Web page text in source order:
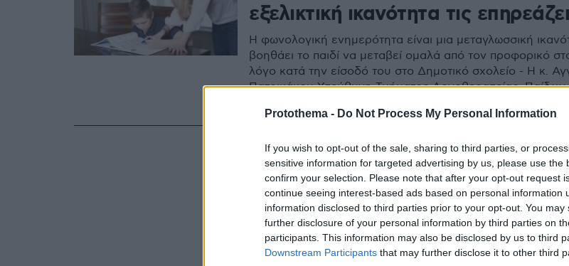
Protothema - Do Not Process My Personal Information
If you wish to opt-out of the sale, sharing to third parties, or
sensitive information for targeted advertising by us, please use the
confirm your selection. Please note that after your opt-out request
continue seeing interest-based ads based on personal information
information disclosed to third parties prior to your opt-out. You
further disclosure of your personal information by third parties on
participants. This information may also be disclosed by us to third
Downstream Participants that may further disclose it to other third
εξελικτική ικανότητα τις επηρεάζει
Η φωνολογική ενημερότητα είναι μια μεταγλωσσική
βοηθάει το παιδί να μεταβεί ομαλά από τον προφορικό
λόγο κατά την είσοδό του στο Δημοτικό σχολείο - H κ.
Πατρικάκου Υπεύθυνη Τμήματος Λογοθεραπείας, Παίδων
τη γραφή και τι ισχύει στην περίπτωση της δυσλεξίας